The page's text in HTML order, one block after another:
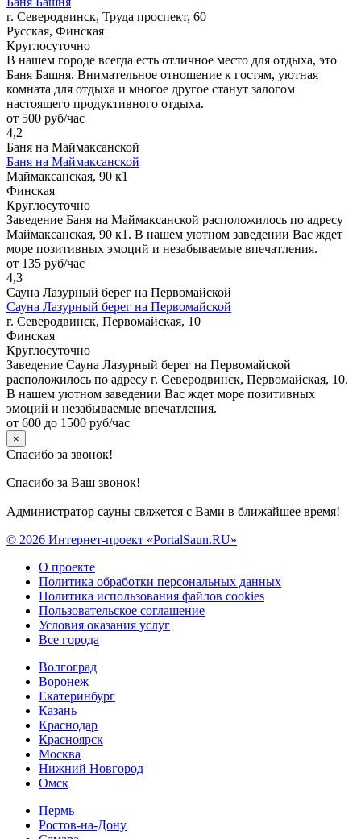
г. Северодвинск, Труда проспект, 60
Русская, Финская
Круглосуточно
В нашем городе всегда есть отличное место для отдыха, это
Баня Башня. Внимательное отношение к гостям, уютная
комната для отдыха и многое другое станут залогом
настоящего продуктивного отдыха.
от 500 руб/час
4,2
Баня на Маймаксанской
Баня на Маймаксанской
Маймаксанская, 90 к1
Финская
Круглосуточно
Заведение Баня на Маймаксанской расположилось по адресу
Маймаксанская, 90 к1. В нашем уютном заведении Вас ждет
море позитивных эмоций и незабываемые впечатления.
от 135 руб/час
4,3
Сауна Лазурный берег на Первомайской
Сауна Лазурный берег на Первомайской
г. Северодвинск, Первомайская, 10
Финская
Круглосуточно
Заведение Сауна Лазурный берег на Первомайской
расположилось по адресу г. Северодвинск, Первомайская, 10.
В нашем уютном заведении Вас ждет море позитивных
эмоций и незабываемые впечатления.
от 600 до 1500 руб/час
×
Спасибо за звонок!
Спасибо за Ваш звонок!
Администратор сауны свяжется с Вами в ближайшее время!
© 2026 Интернет-проект «PortalSaun.RU»
О проекте
Политика обработки персональных данных
Политика использования файлов cookies
Пользовательское соглашение
Условия оказания услуг
Все города
Волгоград
Воронеж
Екатеринбург
Казань
Краснодар
Красноярск
Москва
Нижний Новгород
Омск
Пермь
Ростов-на-Дону